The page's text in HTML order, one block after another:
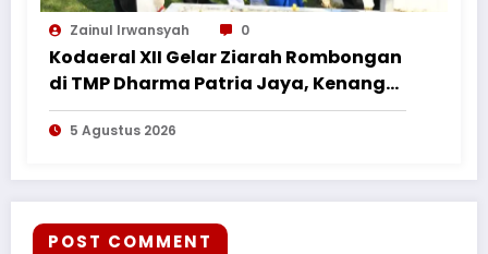
Zainul Irwansyah 0
Kodaeral XII Gelar Ziarah Rombongan
di TMP Dharma Patria Jaya, Kenang
Jasa Pahlawan dalam Peringatan
HUT ke-1
5 Agustus 2026
POST COMMENT